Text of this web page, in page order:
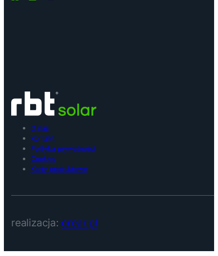
O nas
Kontakt
Polityka prywatności
Cookies
Karty produktowe
realizacja: crear.pl